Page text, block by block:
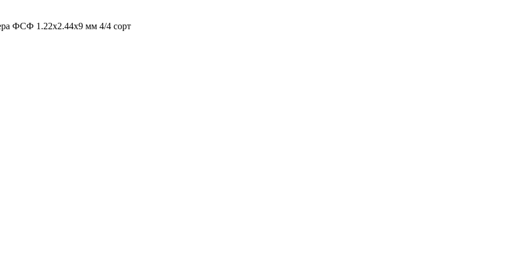
ФСФ 1.22х2.44х9 мм 4/4 сорт